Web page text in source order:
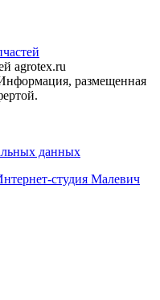
agrotex.ru
размещенная
данных